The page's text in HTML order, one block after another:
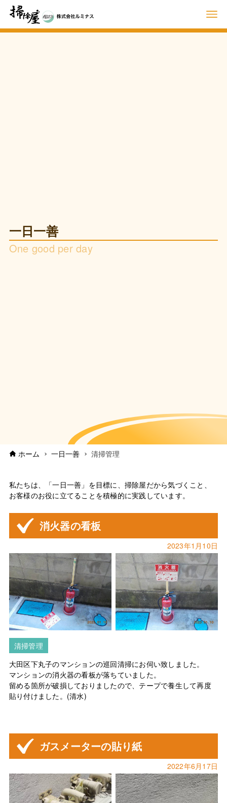
一日一善
One good per day
ホーム 一日一善 清掃管理
私たちは、「一日一善」を目標に、掃除屋だから気づくこと、
お客様のお役に立てることを積極的に実践しています。
消火器の看板
2023年1月10日
清掃管理
大田区下丸子のマンションの巡回清掃にお伺い致しました。
マンションの消火器の看板が落ちていました。
留める箇所が破損しておりましたので、テープで養生して再度
貼り付けました。(清水)
ガスメーターの貼り紙
2022年6月17日